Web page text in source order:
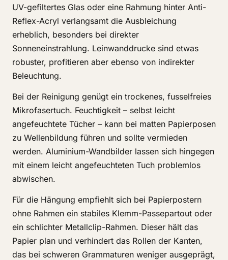
UV-gefiltertes Glas oder eine Rahmung hinter Anti-
Reflex-Acryl verlangsamt die Ausbleichung
erheblich, besonders bei direkter
Sonneneinstrahlung. Leinwanddrucke sind etwas
robuster, profitieren aber ebenso von indirekter
Beleuchtung.
Bei der Reinigung genügt ein trockenes, fusselfreies
Mikrofasertuch. Feuchtigkeit – selbst leicht
angefeuchtete Tücher – kann bei matten Papierposen
zu Wellenbildung führen und sollte vermieden
werden. Aluminium-Wandbilder lassen sich hingegen
mit einem leicht angefeuchteten Tuch problemlos
abwischen.
Für die Hängung empfiehlt sich bei Papierpostern
ohne Rahmen ein stabiles Klemm-Passepartout oder
ein schlichter Metallclip-Rahmen. Dieser hält das
Papier plan und verhindert das Rollen der Kanten,
das bei schweren Grammaturen weniger ausgeprägt,